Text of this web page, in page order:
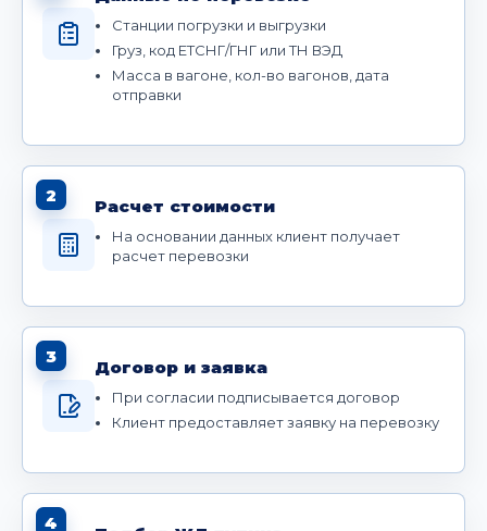
Станции погрузки и выгрузки
Груз, код ЕТСНГ/ГНГ или ТН ВЭД
Масса в вагоне, кол-во вагонов, дата
отправки
2
Расчет стоимости
На основании данных клиент получает
расчет перевозки
3
Договор и заявка
При согласии подписывается договор
Клиент предоставляет заявку на перевозку
4